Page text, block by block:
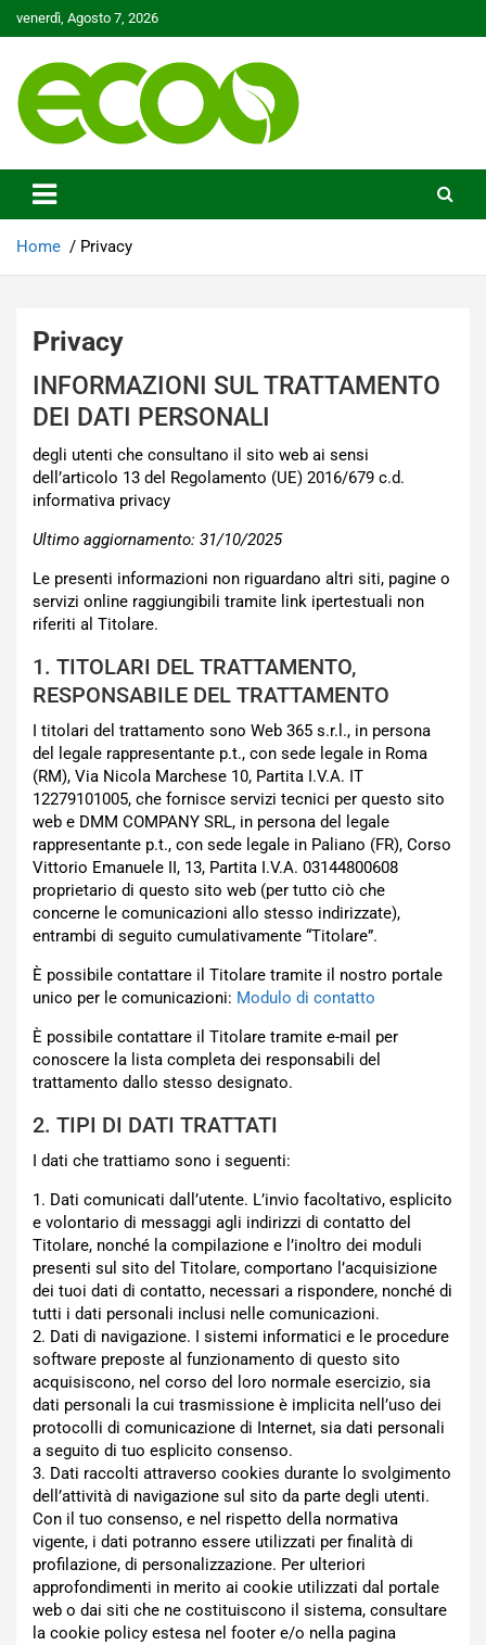
to
venerdì, Agosto 7, 2026
Ecoo.it
Home Privacy
Privacy
INFORMAZIONI SUL TRATTAMENTO
DEI DATI PERSONALI
degli utenti che consultano il sito web ai sensi
dell’articolo 13 del Regolamento (UE) 2016/679 c.d.
informativa privacy
Ultimo aggiornamento: 31/10/2025
Le presenti informazioni non riguardano altri siti, pagine o
servizi online raggiungibili tramite link ipertestuali non
riferiti al Titolare.
1. TITOLARI DEL TRATTAMENTO,
RESPONSABILE DEL TRATTAMENTO
I titolari del trattamento sono Web 365 s.r.l., in persona
del legale rappresentante p.t., con sede legale in Roma
(RM), Via Nicola Marchese 10, Partita I.V.A. IT
12279101005, che fornisce servizi tecnici per questo sito
web e DMM COMPANY SRL, in persona del legale
rappresentante p.t., con sede legale in Paliano (FR), Corso
Vittorio Emanuele II, 13, Partita I.V.A. 03144800608
proprietario di questo sito web (per tutto ciò che
concerne le comunicazioni allo stesso indirizzate),
entrambi di seguito cumulativamente “Titolare”.
È possibile contattare il Titolare tramite il nostro portale
unico per le comunicazioni: Modulo di contatto
È possibile contattare il Titolare tramite e-mail per
conoscere la lista completa dei responsabili del
trattamento dallo stesso designato.
2. TIPI DI DATI TRATTATI
I dati che trattiamo sono i seguenti:
1. Dati comunicati dall’utente. L’invio facoltativo, esplicito
e volontario di messaggi agli indirizzi di contatto del
Titolare, nonché la compilazione e l’inoltro dei moduli
presenti sul sito del Titolare, comportano l’acquisizione
dei tuoi dati di contatto, necessari a rispondere, nonché di
tutti i dati personali inclusi nelle comunicazioni.
2. Dati di navigazione. I sistemi informatici e le procedure
software preposte al funzionamento di questo sito
acquisiscono, nel corso del loro normale esercizio, sia
dati personali la cui trasmissione è implicita nell’uso dei
protocolli di comunicazione di Internet, sia dati personali
a seguito di tuo esplicito consenso.
3. Dati raccolti attraverso cookies durante lo svolgimento
dell’attività di navigazione sul sito da parte degli utenti.
Con il tuo consenso, e nel rispetto della normativa
vigente, i dati potranno essere utilizzati per finalità di
profilazione, di personalizzazione. Per ulteriori
approfondimenti in merito ai cookie utilizzati dal portale
web o dai siti che ne costituiscono il sistema, consultare
la cookie policy estesa nel footer e/o nella pagina